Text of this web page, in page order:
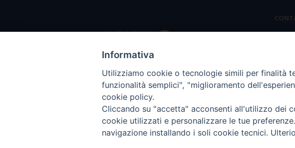
Informativa
Utilizziamo cookie o tecnologie simili per finalità
funzionalità semplici", "miglioramento
cookie policy.
Cliccando su "accetta" acconsenti all'utilizzo dei
cookie utilizzati e personalizzare le tue
navigazione installando i soli cookie tecnici.